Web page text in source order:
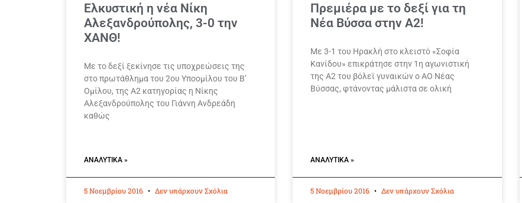
Ελκυστική η νέα Νίκη
Αλεξανδρούπολης, 3-0 την
ΧΑΝΘ!
Με το δεξί ξεκίνησε τις υποχρεώσεις της
στο πρωτάθλημα του 2ου Υποομίλου του Β’
Ομίλου, της Α2 κατηγορίας η Νίκης
Αλεξανδρούπολης του Γιάννη Ανδρεάδη
καθώς
ΑΝΑΛΥΤΙΚΆ »
5 Νοεμβρίου 2016 Δεν υπάρχουν Σχόλια
Πρεμιέρα με το δεξί για τη
Νέα Βύσσα στην Α2!
Με 3-1 του Ηρακλή στο κλειστό «Σοφία
Κανίδου» επικράτησε στην 1η αγωνιστική
της Α2 του βόλεϊ γυναικών ο ΑΟ Νέας
Βύσσας, φτάνοντας μάλιστα σε ολική
ΑΝΑΛΥΤΙΚΆ »
5 Νοεμβρίου 2016 Δεν υπάρχουν Σχόλια